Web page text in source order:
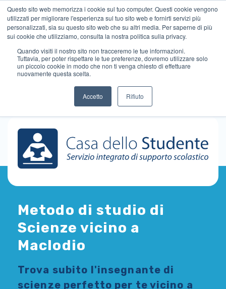
Questo sito web memorizza i cookie sul tuo computer. Questi cookie vengono
utilizzati per migliorare l'esperienza sul tuo sito web e fornirti servizi più
personalizzati, sia su questo sito web che su altri media. Per saperne di più
sui cookie che utilizziamo, consulta la nostra politica sulla privacy.
Quando visiti il ​​nostro sito non tracceremo le tue informazioni.
Tuttavia, per poter rispettare le tue preferenze, dovremo utilizzare solo
un piccolo cookie in modo che non ti venga chiesto di effettuare
nuovamente questa scelta.
Accetto Rifiuto
Metodo di studio di
Scienze vicino a
Maclodio
Trova subito l'insegnante di
scienze perfetto per te vicino a